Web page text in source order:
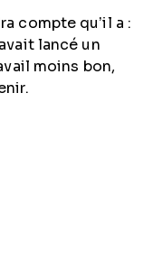
compte qu’il a :
lancé un
moins bon,